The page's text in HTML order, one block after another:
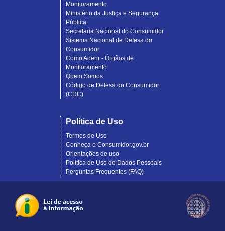
Monitoramento
Ministério da Justiça e Segurança
Pública
Secretaria Nacional do Consumidor
Sistema Nacional de Defesa do
Consumidor
Como Aderir - Órgãos de
Monitoramento
Quem Somos
Código de Defesa do Consumidor
(CDC)
Política de Uso
Termos de Uso
Conheça o Consumidor.gov.br
Orientações de uso
Política de Uso de Dados Pessoais
Perguntas Frequentes (FAQ)